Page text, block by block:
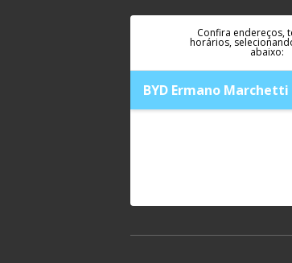
Confira endereços,
horários,
abaixo:
BYD Ermano Marchetti